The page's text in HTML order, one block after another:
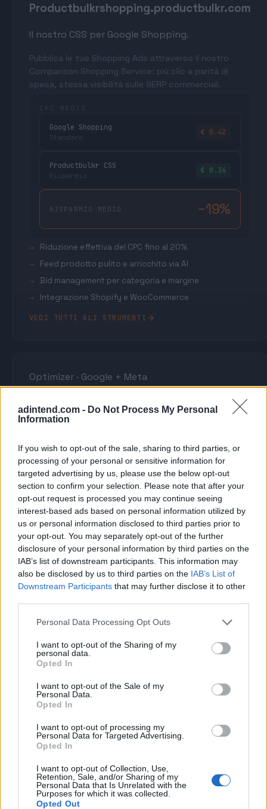
adintend.com - Do Not Process My Personal
Information
If you wish to opt-out of the sale, sharing to third parties, or
processing of your personal or sensitive information for
targeted advertising by us, please use the below opt-out
section to confirm your selection. Please note that after your
opt-out request is processed you may continue seeing
interest-based ads based on personal information utilized by
us or personal information disclosed to third parties prior to
your opt-out. You may separately opt-out of the further
disclosure of your personal information by third parties on the
IAB’s list of downstream participants. This information may
also be disclosed by us to third parties on the IAB’s List of
Downstream Participants that may further disclose it to other
Personal Data Processing Opt Outs
I want to opt-out of the Sharing of my
personal data.
Opted In
I want to opt-out of the Sale of my
Personal Data.
Opted In
I want to opt-out of processing my
Personal Data for Targeted Advertising.
Opted In
I want to opt-out of Collection, Use,
Retention, Sale, and/or Sharing of my
Personal Data that Is Unrelated with the
Purposes for which it was collected.
Opted Out
Productbulkrshopping.productbulkr.com
Il nostro CSS per Google Shopping.
Pubblica le tue Shopping Ads attraverso il nostro
Comparison Shopping Service: più clic a parità di
spesa, stessa visibilità sulle SERP commerciali.
Google Shopping
Standard
€ 0.42
Productbulkr CSS
Risparmio
€ 0.34
RISPARMIO MEDIO −19%
Riduzione effettiva del CPC fino al 20%
Feed prodotto pulito e arricchito via AI
Bid management per categoria e margine
Integrazione Shopify e WooCommerce
VEDI TUTTI GLI STRUMENTI
Optimizer · Google + Meta
Pilot by Ad Intend
Meta insieme.
Connesso in nativo alle API di Google Ads e Meta Ads.
Analizza le tue campagne, propone azioni di
ottimizzazione e — solo dopo la tua approvazione —
le esegue su entrambe le piattaforme.
● 3 AZIONI PROPOSTE OGGI
Aumenta bid asset group
PMax · Pet Food / Senior
+12%
M Pausa creatività CTR ↓
Meta Advantage+ · Video 03
−€420 ✓
Google · Italia · Brand
Connessione API nativa Google Ads + Meta Ads
Pacing automatico del budget multi-canale
Suggerimenti AI di scaling, pause e riallocazione
Alert in tempo reale su anomalie di spend, CPA e ROAS